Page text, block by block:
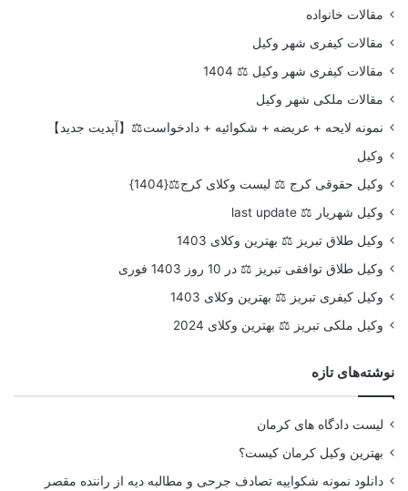
مقالات خانواده
مقالات کیفری شهر وکیل
مقالات کیفری شهر وکیل ⚖️ 1404
مقالات ملکی شهر وکیل
نمونه لایحه + عریضه + شکوائیه + دادخواست⚖️【آپدیت جدید】
وکیل
وکیل حقوقی کرج ⚖️ لیست وکلای کرج⚖️{1404}
وکیل شهریار ⚖️ last update
وکیل طلاق تبریز ⚖️ بهترین وکلای 1403
وکیل طلاق توافقی تبریز ⚖️ در 10 روز 1403 فوری
وکیل کیفری تبریز ⚖️ بهترین وکلای 1403
وکیل ملکی تبریز ⚖️ بهترین وکلای 2024
نوشته‌های تازه
لیست دادگاه های کرمان
بهترین وکیل کرمان کیست؟
دانلود نمونه شکواییه تصادف جرحی و مطالبه دیه از راننده مقصر